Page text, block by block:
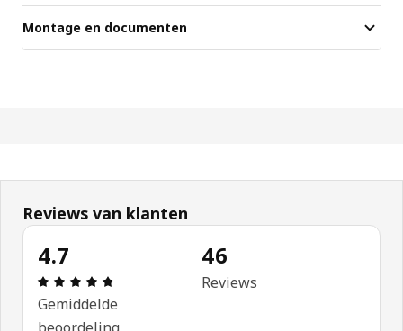
Montage en documenten
Reviews van klanten
4.7
Beoordeling: 4.7 van 5 sterren. Totaal
Gemiddelde
46
Reviews